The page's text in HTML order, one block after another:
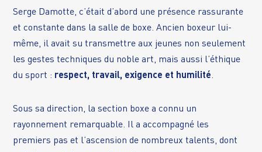
Serge Damotte, c’était d’abord une présence rassurante
et constante dans la salle de boxe. Ancien boxeur lui-
même, il avait su transmettre aux jeunes non seulement
les gestes techniques du noble art, mais aussi l’éthique
du sport : respect, travail, exigence et humilité.
Sous sa direction, la section boxe a connu un
rayonnement remarquable. Il a accompagné les
premiers pas et l’ascension de nombreux talents, dont